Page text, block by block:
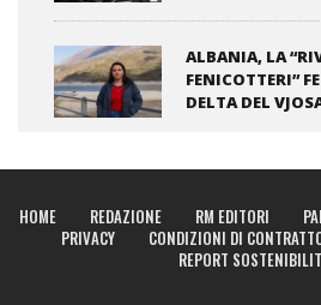
ALBANIA, LA
FENICOTTERI”
DELTA DEL
HOME REDAZIONE RM EDITORI
PRIVACY
CONDIZIONI DI
REPORT